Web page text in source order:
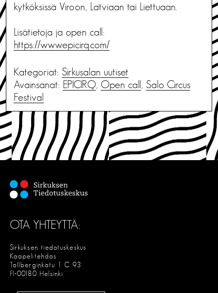
kytköksissä Viroon, Latviaan tai Liettuaan.
Lisätietoja ja open call:
https://www.epicirq.com/
Kategoriat: Sirkusalan uutiset
Avainsanat: EPICIRQ, Open call , Salo Circus
Festival
OTA YHTEYTTÄ:
Sirkuksen tiedotuskeskus
Kaapelitehdas
Tallberginkatu 1 C 93
FI-00180 Helsinki